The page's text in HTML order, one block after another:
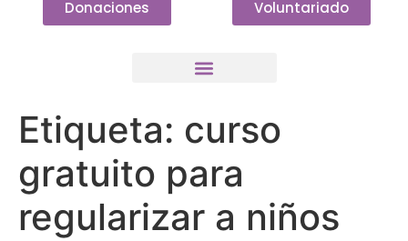
Donaciones Voluntariado
Etiqueta: curso
gratuito para
regularizar a niños